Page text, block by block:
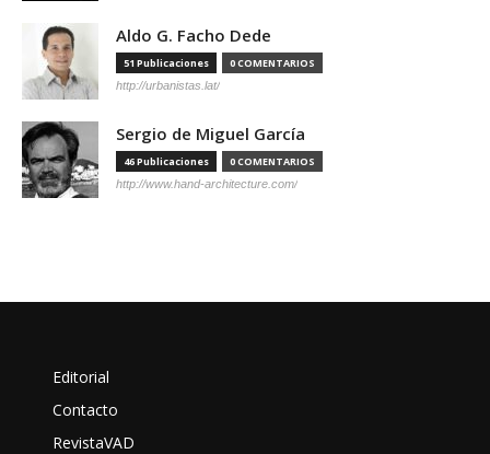
Aldo G. Facho Dede
51 Publicaciones 0 COMENTARIOS
http://urbanistas.lat/
Sergio de Miguel García
46 Publicaciones 0 COMENTARIOS
http://www.hand-architecture.com/
Editorial
Contacto
RevistaVAD